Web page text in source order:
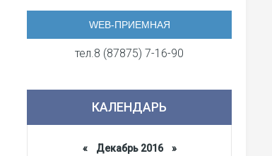
WEB-ПРИЕМНАЯ
тел.8 (87875) 7-16-90
КАЛЕНДАРЬ
«Декабрь 2016 »